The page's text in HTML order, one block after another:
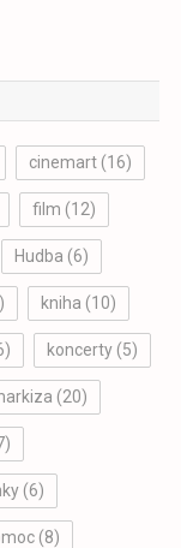
cinemart(16)
film (12)
Hudba (6)
kniha (10)
koncerty(5)
(20)
(6)
(8)